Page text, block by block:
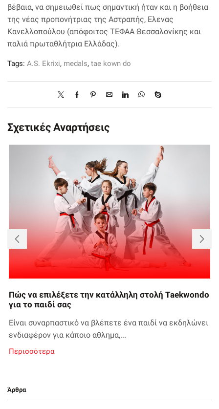
βέβαια, να σημειωθεί πως σημαντική ήταν και η βοήθεια
της νέας προπονήτριας της Αστραπής, Ελενας
Κανελλοπούλου (απόφοιτος ΤΕΦΑΑ Θεσσαλονίκης και
παλιά πρωταθλήτρια Ελλάδας).
Tags: A.S. Ekrixi, medals, tae kown do
Σχετικές Αναρτήσεις
Πώς να επιλέξετε την κατάλληλη στολή Taekwondo
για το παιδί σας
Είναι συναρπαστικό να βλέπετε ένα παιδί να εκδηλώνει
ενδιαφέρον για κάποιο αθλημα,...
Περισσότερα
Άρθρα